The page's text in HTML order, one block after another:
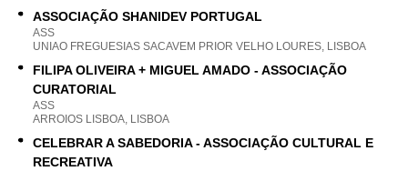
ASSOCIAÇÃO SHANIDEV PORTUGAL
ASS
UNIAO FREGUESIAS SACAVEM PRIOR VELHO LOURES, LISBOA
FILIPA OLIVEIRA + MIGUEL AMADO - ASSOCIAÇÃO
CURATORIAL
ASS
ARROIOS LISBOA, LISBOA
CELEBRAR A SABEDORIA - ASSOCIAÇÃO CULTURAL E
RECREATIVA